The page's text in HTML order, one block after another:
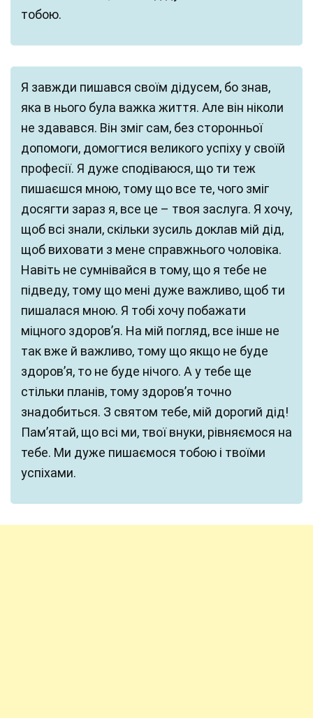
тобою.
Я завжди пишався своїм дідусем, бо знав,
яка в нього була важка життя. Але він ніколи
не здавався. Він зміг сам, без сторонньої
допомоги, домогтися великого успіху у своїй
професії. Я дуже сподіваюся, що ти теж
пишаєшся мною, тому що все те, чого зміг
досягти зараз я, все це – твоя заслуга. Я хочу,
щоб всі знали, скільки зусиль доклав мій дід,
щоб виховати з мене справжнього чоловіка.
Навіть не сумнівайся в тому, що я тебе не
підведу, тому що мені дуже важливо, щоб ти
пишалася мною. Я тобі хочу побажати
міцного здоров’я. На мій погляд, все інше не
так вже й важливо, тому що якщо не буде
здоров’я, то не буде нічого. А у тебе ще
стільки планів, тому здоров’я точно
знадобиться. З святом тебе, мій дорогий дід!
Пам’ятай, що всі ми, твої внуки, рівняємося на
тебе. Ми дуже пишаємося тобою і твоїми
успіхами.